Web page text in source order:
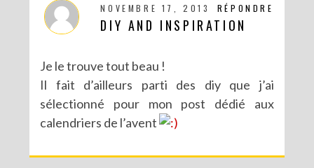
RÉPONDRE
NOVEMBRE 17, 2013
DIY AND INSPIRATION
Je le trouve tout beau !
Il fait d’ailleurs parti des diy que j’ai
sélectionné pour mon post dédié aux
calendriers de l’avent